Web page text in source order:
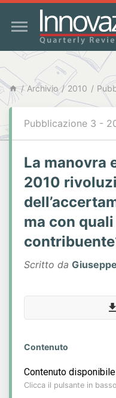
Archivio 2010
Pubblicazione 3 -
La manovra
2010
ma con
Scritto da
Contenuto
Contenuto disponibile
Clicca il pulsante in